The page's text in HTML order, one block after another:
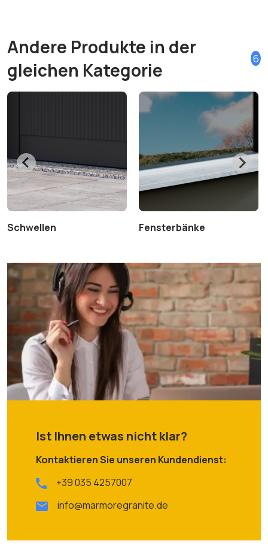
Andere Produkte in der
gleichen Kategorie
6
Schwellen Fensterbänke
Ist Ihnen etwas nicht klar?
Kontaktieren Sie unseren Kundendienst:
+39 035 4257007
info@marmoregranite.de